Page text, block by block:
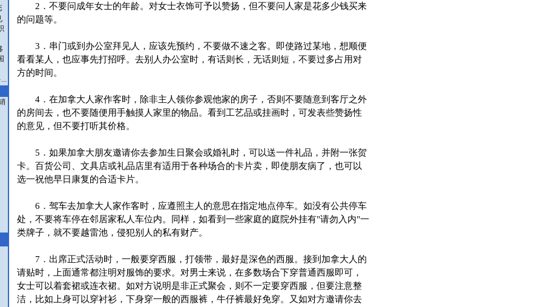
2．不要问成年女士的年龄。对女士衣饰可予以赞扬，但不要问人家是花多少钱买来
的问题等。
3．串门或到办公室拜见人，应该先预约，不要做不速之客。即使路过某地，想顺便
看看某人，也应事先打招呼。去别人办公室时，有话则长，无话则短，不要过多占用对
方的时间。
4．在加拿大人家作客时，除非主人领你参观他家的房子，否则不要随意到客厅之外
的房间去，也不要随便用手触摸人家里的物品。看到工艺品或挂画时，可发表些赞扬性
的意见，但不要打听其价格。
5．如果加拿大朋友邀请你去参加生日聚会或婚礼时，可以送一件礼品，并附一张贺
卡。百货公司、文具店或礼品店里有适用于各种场合的卡片卖，即使朋友病了，也可以
选一祝他早日康复的合适卡片。
6．驾车去加拿大人家作客时，应遵照主人的意思在指定地点停车。如没有公共停车
处，不要将车停在邻居家私人车位内。同样，如看到一些家庭的庭院外挂有"请勿入内"一
类牌子，就不要越雷池，侵犯别人的私有财产。
7．出席正式活动时，一般要穿西服，打领带，最好是深色的西服。接到加拿大人的
请贴时，上面通常都注明对服饰的要求。对男士来说，在多数场合下穿普通西服即可，
女士可以着套裙或连衣裙。如对方说明是非正式聚会，则不一定要穿西服，但要注意整
洁，比如上身可以穿衬衫，下身穿一般的西服裤，牛仔裤最好免穿。又如对方邀请你去